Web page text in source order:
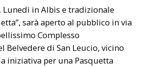
Lunedì in Albis e tradizionale
sarà aperto al pubblico in via
Complesso
Belvedere di San Leucio, vicino
iniziativa per una Pasquetta